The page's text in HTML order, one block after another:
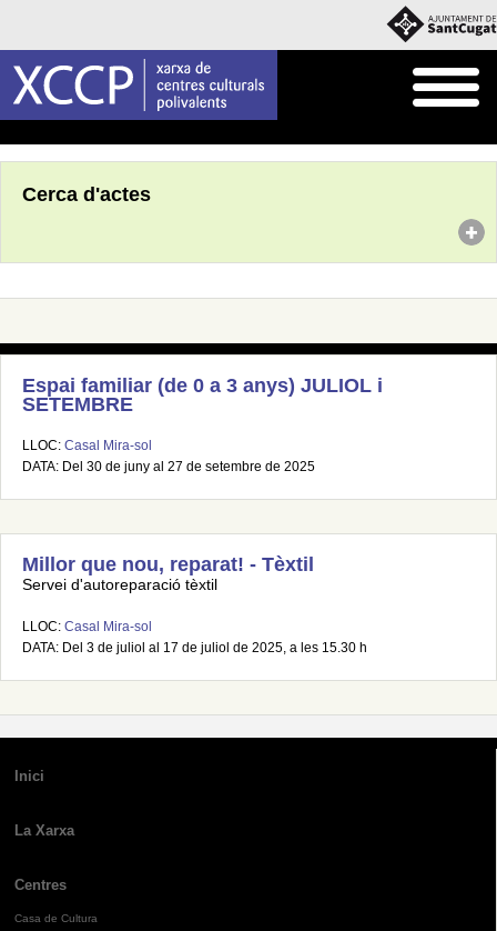
Cerca d'actes
Espai familiar (de 0 a 3 anys) JULIOL i
SETEMBRE
LLOC: Casal Mira-sol
DATA: Del 30 de juny al 27 de setembre de 2025
Millor que nou, reparat! - Tèxtil
Servei d'autoreparació tèxtil
LLOC: Casal Mira-sol
DATA: Del 3 de juliol al 17 de juliol de 2025, a les 15.30 h
Inici
La Xarxa
Centres
Casa de Cultura